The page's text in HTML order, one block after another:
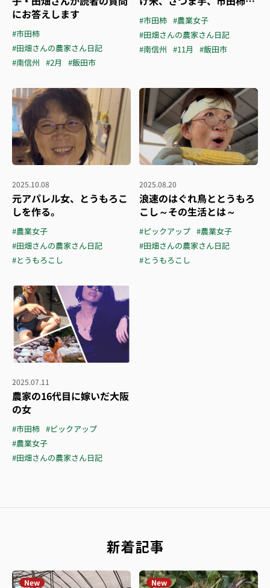
にお答えします
#市田柿
#田畑さんの農家さん日記
#南信州 #2月 #飯田市
#市田柿 #農業女子
#田畑さんの農家さん日記
#南信州 #11月 #飯田市
2025.10.08
元アパレル女、とうもろこ
しを作る。
#農業女子
#田畑さんの農家さん日記
#とうもろこし
2025.08.20
浪速のはぐれ鳥ととうもろ
こし～その生活とは～
#ピックアップ #農業女子
#田畑さんの農家さん日記
#とうもろこし
2025.07.11
農家の16代目に嫁いだ大阪
の女
#市田柿 #ピックアップ
#農業女子
#田畑さんの農家さん日記
新着記事
New New